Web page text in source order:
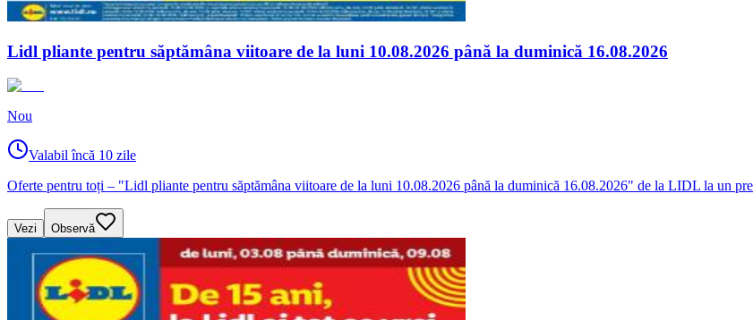
Lidl pliante pentru săptămâna viitoare de la luni 10.08.2026 până la duminică 16.08.2026
Nou
Valabil încă 10 zile
Oferte pentru toți – "Lidl pliante pentru săptămâna viitoare de la luni 10.08.2026 până la duminică 16.08.2026" de la LIDL la un
Vezi Observă